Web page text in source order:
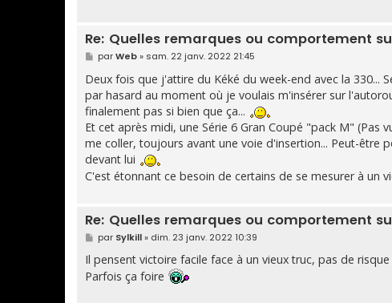
Re: Quelles remarques ou comportement
M
e
s
s
a
g
e
parWeb» sam. 22 janv. 2022 21:45
Deux fois que j'attire du Kéké du week-end avec la 330...
par hasard au moment où je voulais m'insérer sur
finalement pas si bien que ça...
Et cet après midi, une Série 6 Gran Coupé "pack M"
me coller, toujours avant une voie d'insertion... Peut-être
devant lui
C'est étonnant ce besoin de certains de se mesurer à un
Re: Quelles remarques ou comportement
M
e
s
s
a
par Sylkill» dim. 23 janv. 2022 10:39
Il pensent victoire facile face à un vieux truc, pas de
Parfois ça foire